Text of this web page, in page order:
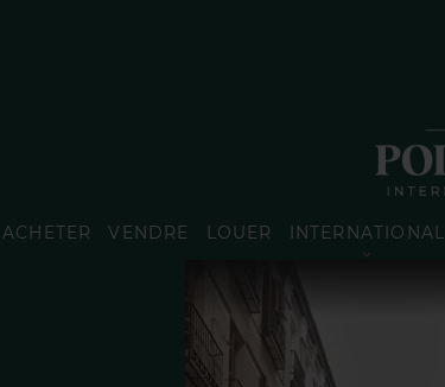
ACHETER VENDRE LOUER INTERNATIONAL